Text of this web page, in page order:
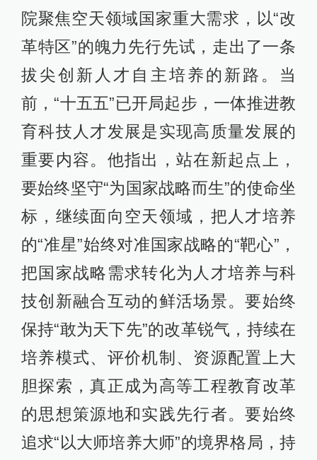
院聚焦空天领域国家重大需求，以“改
革特区”的魄力先行先试，走出了一条
拔尖创新人才自主培养的新路。当
前，“十五五”已开局起步，一体推进教
育科技人才发展是实现高质量发展的
重要内容。他指出，站在新起点上，
要始终坚守“为国家战略而生”的使命坐
标，继续面向空天领域，把人才培养
的“准星”始终对准国家战略的“靶心”，
把国家战略需求转化为人才培养与科
技创新融合互动的鲜活场景。要始终
保持“敢为天下先”的改革锐气，持续在
培养模式、评价机制、资源配置上大
胆探索，真正成为高等工程教育改革
的思想策源地和实践先行者。要始终
追求“以大师培养大师”的境界格局，持